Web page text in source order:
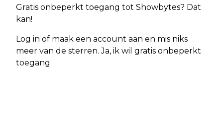
Gratis onbeperkt toegang tot Showbytes? Dat
kan!
Log in of maak een account aan en mis niks
meer van de sterren. Ja, ik wil gratis onbeperkt
toegang